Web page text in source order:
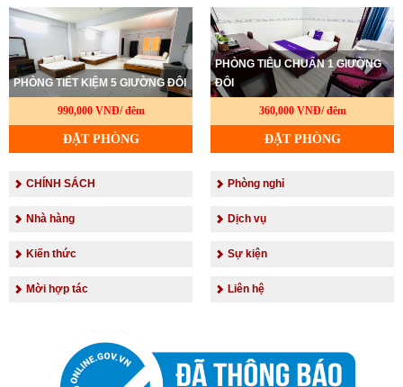
PHÒNG TIẾT KIỆM 5 GIƯỜNG ĐÔI
990,000 VNĐ/ đêm
ĐẶT PHÒNG
PHÒNG TIÊU CHUẨN 1 GIƯỜNG
ĐÔI
360,000 VNĐ/ đêm
ĐẶT PHÒNG
CHÍNH SÁCH Phòng nghỉ
Nhà hàng Dịch vụ
Kiến thức Sự kiện
Mời hợp tác Liên hệ